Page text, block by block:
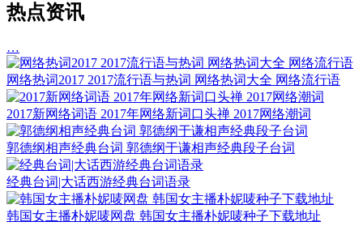
热点资讯
…
网络热词2017 2017流行语与热词 网络热词大全 网络流行语
2017新网络词语 2017年网络新词口头禅 2017网络潮词
郭德纲相声经典台词 郭德纲于谦相声经典段子台词
经典台词|大话西游经典台词语录
韩国女主播朴妮唛网盘 韩国女主播朴妮唛种子下载地址